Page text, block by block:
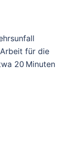
für die
20 Minuten